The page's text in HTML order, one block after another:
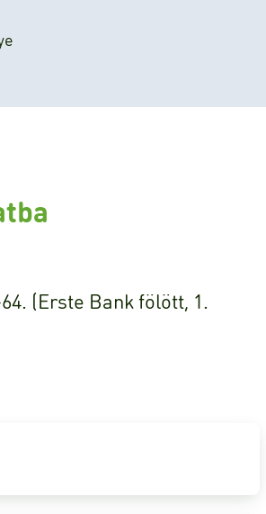
(Erste Bank fölött, 1.